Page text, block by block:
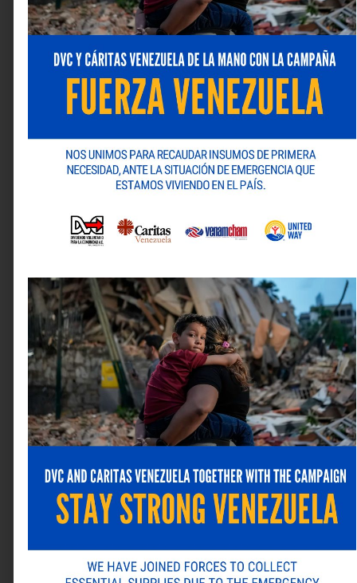
Deja una respuesta
Tu dirección de correo electrónico no será publicada.
Los campos obligatorios están marcados con*
Comentario
Nombre*
Correo electrónico*
Guarda mi nombre, correo electrónico y web en este
navegador para la próxima vez que comente.
Venemergencia Auto impulsa la asistencia vial en Venezuela
SIGUIENTE
BNC destaca en la Cumbre de Líderes Empresariales con nuevos galardones